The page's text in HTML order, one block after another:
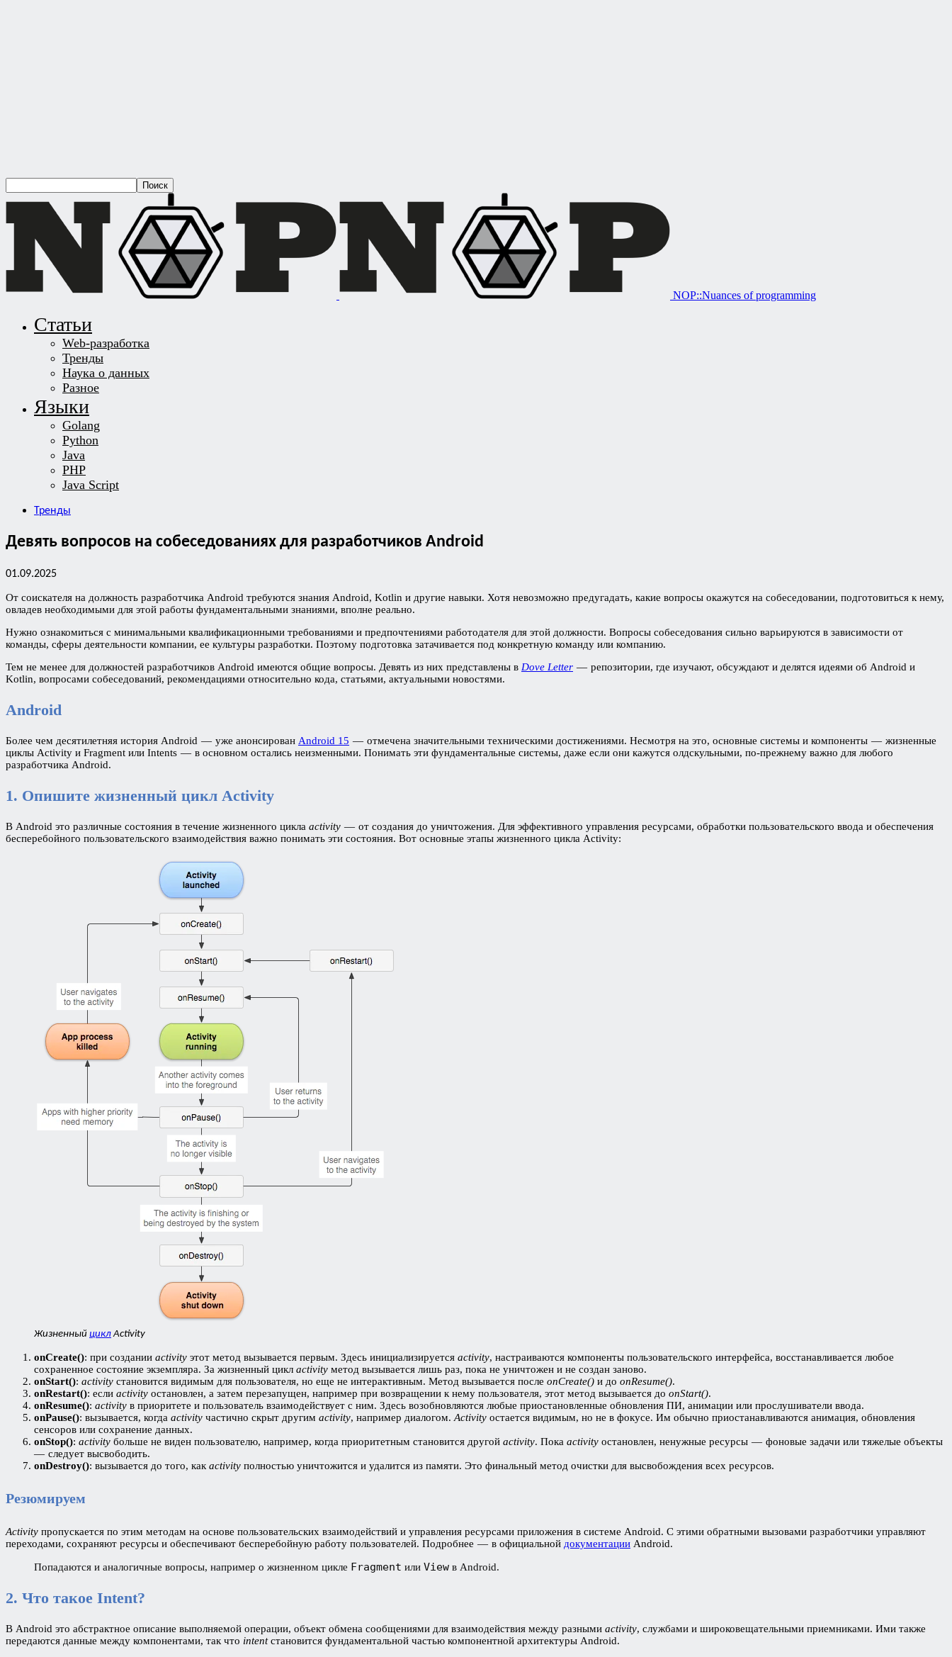
NOP::Nuances of programming
Статьи
Web-разработка
Тренды
Наука о данных
Разное
Языки
Golang
Python
Java
PHP
Java Script
Тренды
Девять вопросов на собеседованиях для разработчиков Android
01.09.2025
От соискателя на должность разработчика Android требуются знания Android, Kotlin и другие навыки. Хотя невозможно предугадать, какие вопросы окажутся на собеседовании, подготовиться к нему,
овладев необходимыми для этой работы фундаментальными знаниями, вполне реально.
Нужно ознакомиться с минимальными квалификационными требованиями и предпочтениями работодателя для этой должности. Вопросы собеседования сильно варьируются в зависимости от
команды, сферы деятельности компании, ее культуры разработки. Поэтому подготовка затачивается под конкретную команду или компанию.
Тем не менее для должностей разработчиков Android имеются общие вопросы. Девять из них представлены в Dove Letter — репозитории, где изучают, обсуждают и делятся идеями об Android и
Kotlin, вопросами собеседований, рекомендациями относительно кода, статьями, актуальными новостями.
Android
Более чем десятилетняя история Android — уже анонсирован Android 15 — отмечена значительными техническими достижениями. Несмотря на это, основные системы и компоненты — жизненные
циклы Activity и Fragment или Intents — в основном остались неизменными. Понимать эти фундаментальные системы, даже если они кажутся олдскульными, по-прежнему важно для любого
разработчика Android.
1. Опишите жизненный цикл Activity
В Android это различные состояния в течение жизненного цикла activity — от создания до уничтожения. Для эффективного управления ресурсами, обработки пользовательского ввода и обеспечения
бесперебойного пользовательского взаимодействия важно понимать эти состояния. Вот основные этапы жизненного цикла Activity:
Жизненный циклActivity
onCreate(): при создании activity этот метод вызывается первым. Здесь инициализируется activity, настраиваются компоненты пользовательского интерфейса, восстанавливается любое
сохраненное состояние экземпляра. За жизненный цикл activity метод вызывается лишь раз, пока не уничтожен и не создан заново.
onStart(): activity становится видимым для пользователя, но еще не интерактивным. Метод вызывается после onCreate() и до onResume().
onRestart(): если activity остановлен, а затем перезапущен, например при возвращении к нему пользователя, этот метод вызывается до onStart().
onResume(): activity в приоритете и пользователь взаимодействует с ним. Здесь возобновляются любые приостановленные обновления ПИ, анимации или прослушиватели ввода.
onPause(): вызывается, когда activity частично скрыт другим activity, например диалогом. Activity остается видимым, но не в фокусе. Им обычно приостанавливаются анимация, обновления
сенсоров или сохранение данных.
onStop(): activity больше не виден пользователю, например, когда приоритетным становится другой activity. Пока activity остановлен, ненужные ресурсы — фоновые задачи или тяжелые объекты
— следует высвободить.
onDestroy(): вызывается до того, как activity полностью уничтожится и удалится из памяти. Это финальный метод очистки для высвобождения всех ресурсов.
Резюмируем
Activity пропускается по этим методам на основе пользовательских взаимодействий и управления ресурсами приложения в системе Android. С этими обратными вызовами разработчики управляют
переходами, сохраняют ресурсы и обеспечивают бесперебойную работу пользователей. Подробнее — в официальной документации Android.
Попадаются и аналогичные вопросы, например о жизненном цикле Fragment или View в Android.
2. Что такое Intent?
В Android это абстрактное описание выполняемой операции, объект обмена сообщениями для взаимодействия между разными activity, службами и широковещательными приемниками. Ими также
передаются данные между компонентами, так что intentстановится фундаментальной частью компонентной архитектуры Android.